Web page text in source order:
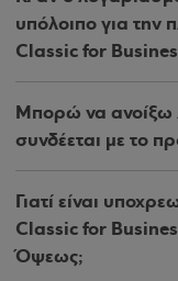
υπόλοιπο για
Classic for
Μπορώ να ανοίξω
συνδέεται με το
Γιατί είναι
Classic for
Όψεως;